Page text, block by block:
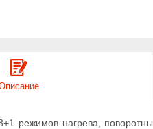
режимов нагрева,